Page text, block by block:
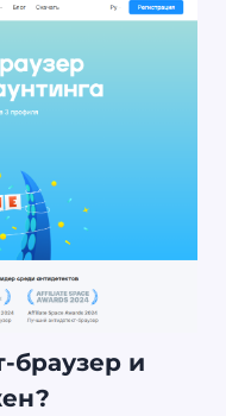
браузер и